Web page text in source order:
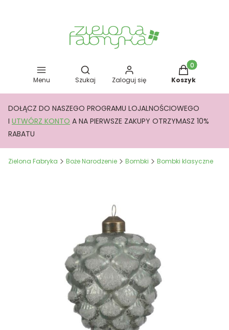
Menu
Otwórz wyszukiwarkę
Szukaj Zaloguj się
Produkty w
Koszyk
DOŁĄCZ DO NASZEGO PROGRAMU LOJALNOŚCIOWEGO
I UTWÓRZ KONTO A NA PIERWSZE ZAKUPY OTRZYMASZ 10%
RABATU
Zielona Fabryka Boże Narodzenie Bombki Bombki klasyczne